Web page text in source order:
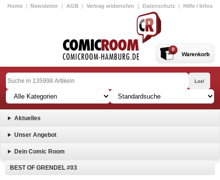
Home | Newsletter | AGB | Vertrag widerrufen | Datenschutz | Hilfe / Infos
0
Aktuelles
Unser Angebot
Dein Comic Room
BEST OF GRENDEL #03